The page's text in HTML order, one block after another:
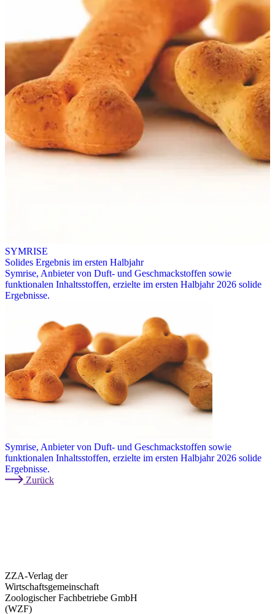
SYMRISE
Solides Ergebnis im ersten Halbjahr
Symrise, Anbieter von Duft- und Geschmackstoffen sowie
funktionalen Inhaltsstoffen, erzielte im ersten Halbjahr 2026 solide
Ergebnisse.
Symrise, Anbieter von Duft- und Geschmackstoffen sowie
funktionalen Inhaltsstoffen, erzielte im ersten Halbjahr 2026 solide
Ergebnisse.
Zurück
ZZA-Verlag der
Wirtschaftsgemeinschaft
Zoologischer Fachbetriebe GmbH
(WZF)